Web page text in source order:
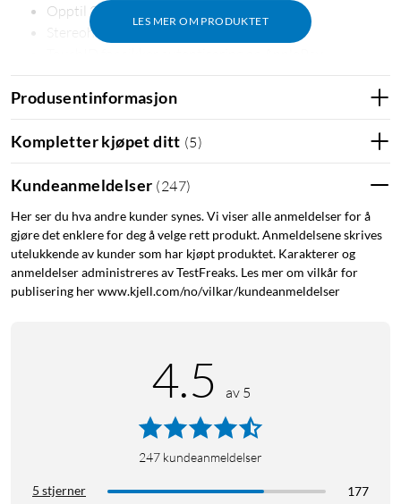
LES MER OM PRODUKTET
Opptil 256GB lagring
Stereohøyttalere
802.11ac Wi-Fi
Batteritid på opptil 10timer²
Lightning-tilkobling for lading og tilkobling av tilbehør
Fungerer med ApplePencil (1.gen.) og SmartKeyboard¹
iPadOS15 er enestående kraftig, enkelt å bruke og
designet for en allsidig iPad
Juridisk
Apper er tilgjengelige på AppStore. Hvilke som er tilgjengelige,
kan bli endret.
finner mer informasjon på www.apple.com/no/batteries.
Produsentinformasjon
Kompletter kjøpet ditt (5)
Kundeanmeldelser (247)
Her ser du hva andre kunder synes. Vi viser alle anmeldelser for å
gjøre det enklere for deg å velge rett produkt. Anmeldelsene skrives
utelukkende av kunder som har kjøpt produktet. Karakterer og
anmeldelser administreres av TestFreaks. Les mer om vilkår for
publisering her www.kjell.com/no/vilkar/kundeanmeldelser
4.5 av 5
247 kundeanmeldelser
5 stjerner 177